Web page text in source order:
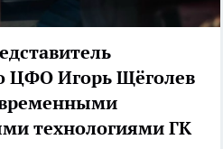
ЦФО Игорь Щёголев
технологиями ГК